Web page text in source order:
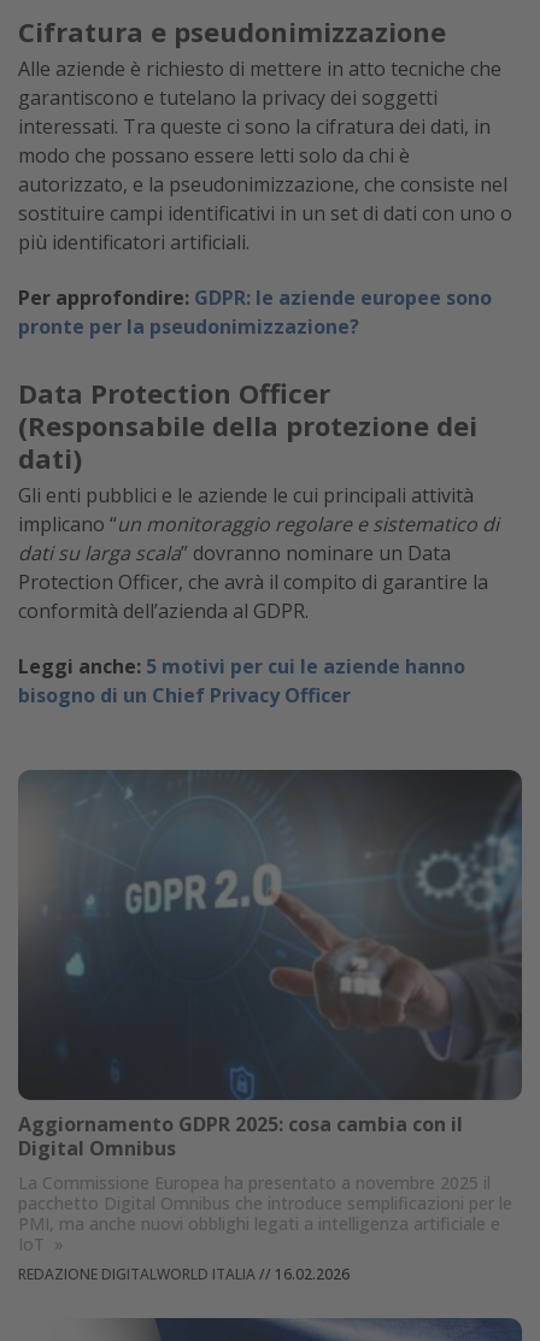
Cifratura e pseudonimizzazione
Alle aziende è richiesto di mettere in atto tecniche che
garantiscono e tutelano la privacy dei soggetti
interessati. Tra queste ci sono la cifratura dei dati, in
modo che possano essere letti solo da chi è
autorizzato, e la pseudonimizzazione, che consiste nel
sostituire campi identificativi in un set di dati con uno o
più identificatori artificiali.
Per approfondire: GDPR: le aziende europee sono
pronte per la pseudonimizzazione?
Data Protection Officer
(Responsabile della protezione dei
dati)
Gli enti pubblici e le aziende le cui principali attività
implicano “un monitoraggio regolare e sistematico di
dati su larga scala” dovranno nominare un Data
Protection Officer, che avrà il compito di garantire la
conformità dell’azienda al GDPR.
Leggi anche: 5 motivi per cui le aziende hanno
bisogno di un Chief Privacy Officer
Aggiornamento GDPR 2025: cosa cambia con il
Digital Omnibus
La Commissione Europea ha presentato a novembre 2025 il
pacchetto Digital Omnibus che introduce semplificazioni per le
PMI, ma anche nuovi obblighi legati a intelligenza artificiale e
IoT »
REDAZIONE DIGITALWORLD ITALIA// 16.02.2026